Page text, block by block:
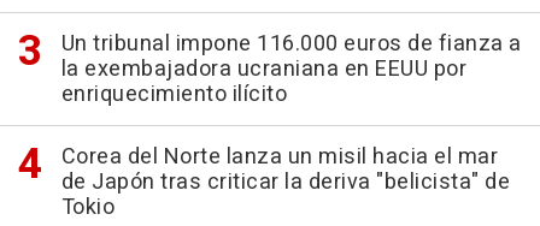
Un tribunal impone 116.000 euros de fianza a
la exembajadora ucraniana en EEUU por
enriquecimiento ilícito
Corea del Norte lanza un misil hacia el mar
de Japón tras criticar la deriva "belicista" de
Tokio